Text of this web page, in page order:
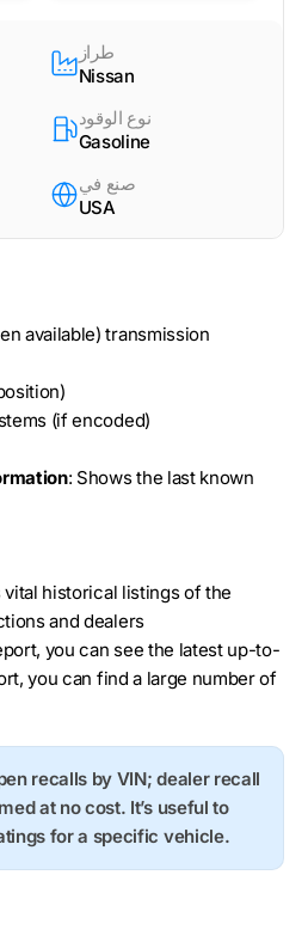
طراز
Nissan
نوع الوقود
Gasoline
صنع في
USA
available) transmission
(if encoded)
: Shows the last known
vital historical listings of the
and dealers
you can see the latest up-to-
you can find a large number of
recalls by VIN; dealer recall
at no cost. It’s useful to
for a specific vehicle.